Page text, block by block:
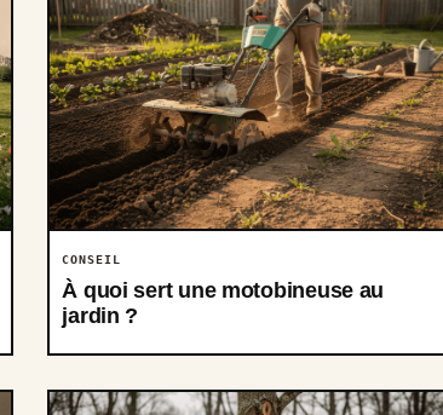
CONSEIL
À quoi sert une motobineuse au
jardin ?